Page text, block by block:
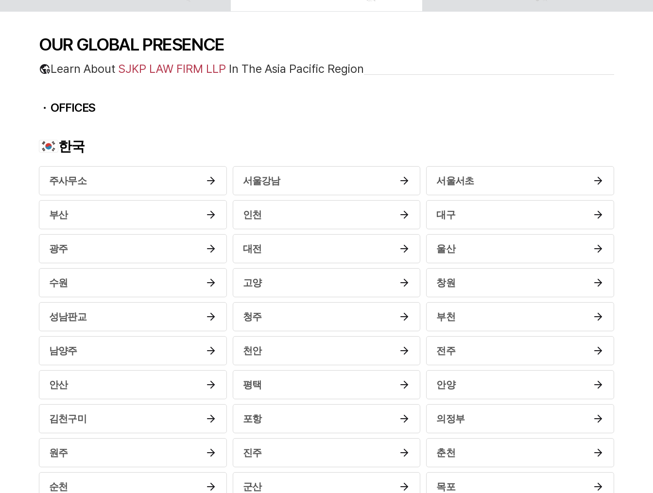
센터소개
OUR GLOBAL PRESENCE
Learn About SJKP LAW FIRM LLP In The Asia Pacific Region
OFFICES
한국
주사무소 서울강남 서울서초
부산 인천 대구
광주 대전 울산
수원 고양 창원
성남판교 청주 부천
남양주 천안 전주
안산 평택 안양
김천구미 포항 의정부
원주 진주 춘천
순천 군산 목포